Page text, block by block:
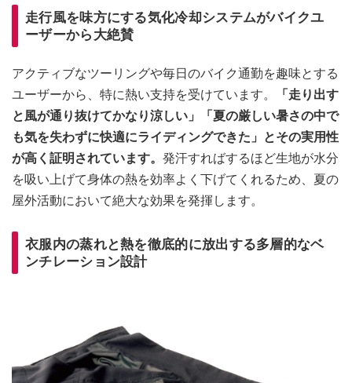
走行風を味方にする気化冷却システムがバイクユ
ーザーから大絶賛
アクティブなツーリングや毎日のバイク通勤を趣味とする
ユーザーから、特に熱い支持を受けています。
「走り出す
と風が通り抜けてかなり涼しい」「夏の厳しい暑さの中で
も気を失わずに快適にライディングできた」とその実用性
が高く証明されています。 発汗すればするほど生地が水分
を吸い上げて身体の熱を効率よく下げてくれるため、夏の
屋外活動において絶大な効果を発揮します。
衣服内の蒸れと熱を徹底的に放出する多層的なベ
ンチレーション設計